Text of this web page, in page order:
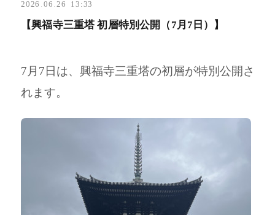
2026 . 06 . 26 13:33
【興福寺三重塔 初層特別公開（7月7日）】
7月7日は、興福寺三重塔の初層が特別公開さ
れます。